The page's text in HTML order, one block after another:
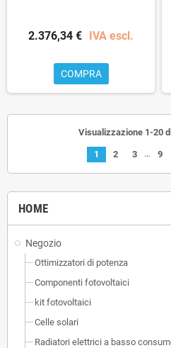
HOME
Negozio
Ottimizzatori di potenza
Componenti fotovoltaici
kit fotovoltaici
Celle solari
Radiatori elettrici a basso
2.376,34 € IVA escl.
COMPRA
Visualizzazione 1-20
1 2 3 … 9